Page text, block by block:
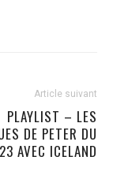
Article suivant
PLAYLIST – LES
DE PETER DU
AVEC ICELAND